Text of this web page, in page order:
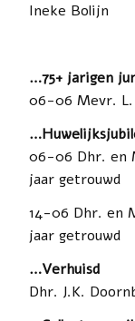
Ineke Bolijn
…75+ jarigen
06-06 Mevr. L.
06-06 Dhr. en
jaar getrouwd
14-06 Dhr. en
jaar getrouwd
…Verhuisd
Dhr. J.K.